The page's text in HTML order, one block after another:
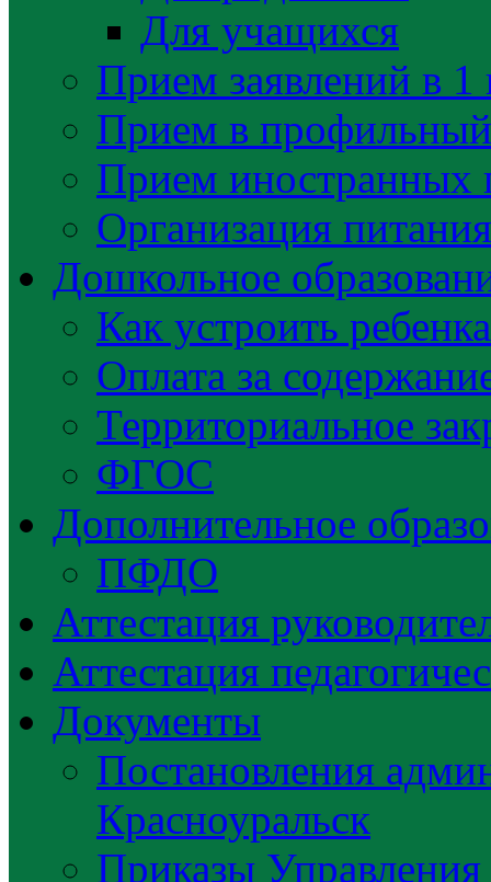
Для учащихся
Прием заявлений в 1
Прием в
Прием иностранных
Организация
Дошкольное
Как устроить
Оплата за
Территориальное
ФГОС
Дополнительное
ПФДО
Аттестация
Аттестация
Документы
Постановления
Красноуральск
Приказы Управления